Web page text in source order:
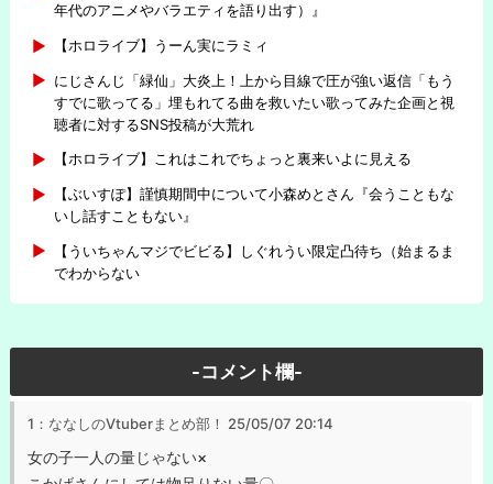
年代のアニメやバラエティを語り出す）』
【ホロライブ】うーん実にラミィ
にじさんじ「緑仙」大炎上！上から目線で圧が強い返信「もう
すでに歌ってる」埋もれてる曲を救いたい歌ってみた企画と視
聴者に対するSNS投稿が大荒れ
【ホロライブ】これはこれでちょっと裏来いよに見える
【ぶいすぽ】謹慎期間中について小森めとさん『会うこともな
いし話すこともない』
【ういちゃんマジでビビる】しぐれうい限定凸待ち（始まるま
でわからない
-コメント欄-
1：ななしのVtuberまとめ部！ 25/05/07 20:14
女の子一人の量じゃない×